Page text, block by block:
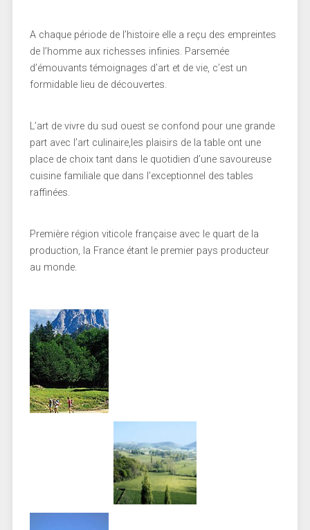
A chaque période de l’histoire elle a reçu des empreintes
de l’homme aux richesses infinies. Parsemée
d’émouvants témoignages d’art et de vie, c’est un
formidable lieu de découvertes.
L’art de vivre du sud ouest se confond pour une grande
part avec l’art culinaire,les plaisirs de la table ont une
place de choix tant dans le quotidien d’une savoureuse
cuisine familiale que dans l’exceptionnel des tables
raffinées.
Première région viticole française avec le quart de la
production, la France étant le premier pays producteur
au monde.